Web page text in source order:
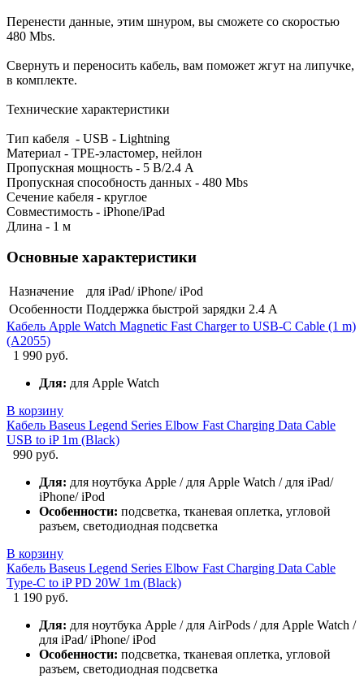
Перенести данные, этим шнуром, вы сможете со скоростью
480 Mbs.
Свернуть и переносить кабель, вам поможет жгут на липучке,
в комплекте.
Технические характеристики
Тип кабеля - USB - Lightning
Материал - TPE-эластомер, нейлон
Пропускная мощность - 5 В/2.4 А
Пропускная способность данных - 480 Mbs
Сечение кабеля - круглое
Совместимость - iPhone/iPad
Длина - 1 м
Основные характеристики
Назначение
для iPad/ iPhone/ iPod
Особенности Поддержка быстрой зарядки 2.4 A
Кабель Apple Watch Magnetic Fast Charger to USB-C Cable (1 m)
(A2055)
1 990 руб.
Для: для Apple Watch
В корзину
Кабель Baseus Legend Series Elbow Fast Charging Data Cable
USB to iP 1m (Black)
990 руб.
Для: для ноутбука Apple / для Apple Watch / для iPad/
iPhone/ iPod
Особенности: подсветка, тканевая оплетка, угловой
разъем, светодиодная подсветка
В корзину
Кабель Baseus Legend Series Elbow Fast Charging Data Cable
Type-C to iP PD 20W 1m (Black)
1 190 руб.
Для: для ноутбука Apple / для AirPods / для Apple Watch /
для iPad/ iPhone/ iPod
Особенности: подсветка, тканевая оплетка, угловой
разъем, светодиодная подсветка